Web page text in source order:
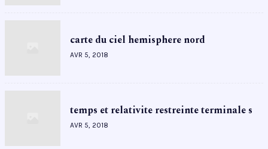
carte du ciel hemisphere nord
AVR 5, 2018
temps et relativite restreinte terminale s
AVR 5, 2018